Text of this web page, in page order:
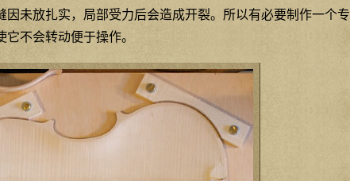
因未放扎实，局部受力后会造成开裂。所以有必要制作一个专
不会转动便于操作。